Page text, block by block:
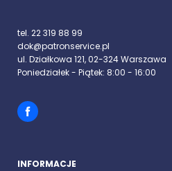
tel. 22 319 88 99
dok@patronservice.pl
ul. Działkowa 121, 02-324 Warszawa
Poniedziałek - Piątek: 8:00 - 16:00
INFORMACJE